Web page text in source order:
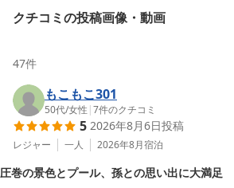
クチコミの投稿画像・動画
47件
もこもこ301
50代/女性 |7件のクチコミ
5 2026年8月6日投稿
レジャー 一人 2026年8月宿泊
圧巻の景色とプール、孫との思い出に大満足